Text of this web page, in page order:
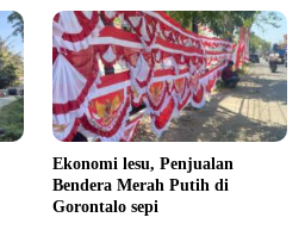
Ekonomi lesu, Penjualan
Bendera Merah Putih di
Gorontalo sepi